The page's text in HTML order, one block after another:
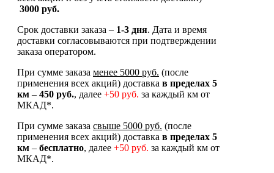
3000 руб.
Срок доставки заказа – 1-3 дня. Дата и время
доставки согласовываются при подтверждении
заказа оператором.
При сумме заказа менее 5000 руб. (после
применения всех акций) доставка в пределах 5
км – 450 руб., далее +50 руб. за каждый км от
МКАД*.
При сумме заказа свыше 5000 руб. (после
применения всех акций) доставка в пределах 5
км – бесплатно, далее +50 руб. за каждый км от
МКАД*.